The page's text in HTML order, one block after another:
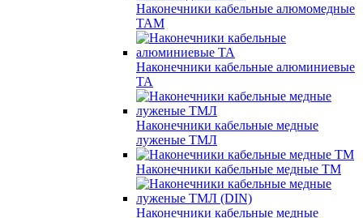
Наконечники кабельные алюмомедные
ТАМ
Наконечники кабельные алюминиевые
ТА
Наконечники кабельные медные
луженые ТМЛ
Наконечники кабельные медные ТМ
Наконечники кабельные медные